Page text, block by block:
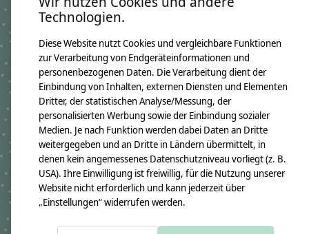
Namenskissen Ida 2024
GTIN: 4250608118515
Breite ca. 46cm
Höhe ca. 30cm
Material:
100% Baumwollstoff OEKO-TEX 100
Immer dabei ist ein Namensanhänger aus Holzwürfeln
Füllung:
allergikerfreundliche silikonisierte Polyesterfaserbällchen OEKO-TEX
100
Pflegehinweis:
Waschbar bei 30°C Schonwäsche, nicht trocknergeeignet
Sicherheitshinweise:
Die angehangenen Holzwürfel sind nicht für Kinder unter 3 Jahren
geeignet.
Angaben zum Hersteller:
Sülzburgstraße 108
Technologien.
Diese Website nutzt Cookies und vergleichbare Funktionen
zur Verarbeitung von Endgeräteinformationen und
personenbezogenen Daten. Die Verarbeitung dient der
Einbindung von Inhalten, externen Diensten und Elementen
Dritter, der statistischen Analyse/Messung, der
personalisierten Werbung sowie der Einbindung sozialer
Medien. Je nach Funktion werden dabei Daten an Dritte
weitergegeben und an Dritte in Ländern übermittelt, in
denen kein angemessenes Datenschutzniveau vorliegt (z. B.
USA). Ihre Einwilligung ist freiwillig, für die Nutzung unserer
Website nicht erforderlich und kann jederzeit über
„Einstellungen“ widerrufen werden.